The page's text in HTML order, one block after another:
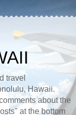
travel
Hawaii.
about the
at the bottom